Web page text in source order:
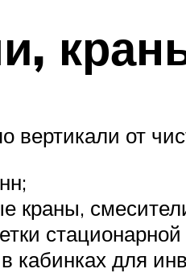
вертикали от
краны,
кабинках для